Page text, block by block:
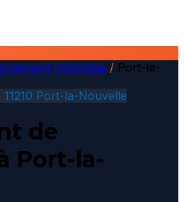
cheminée / Port-la-
11210 Port-la-Nouvelle
de
Port-la-